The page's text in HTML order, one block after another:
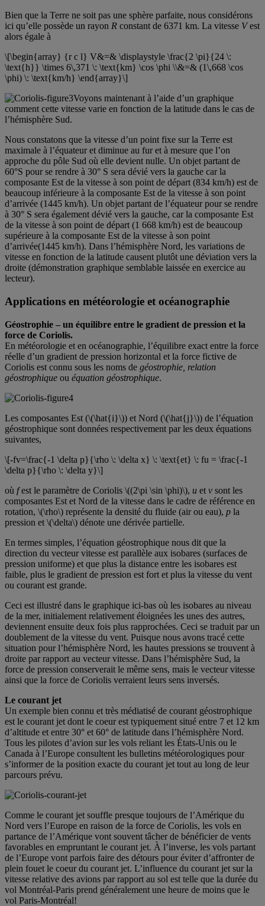
Bien que la Terre ne soit pas une sphère parfaite, nous considérons
ici qu’elle possède un rayon R constant de 6371 km. La vitesse Vest
alors égale à
\[\begin{array} {r c l} V&=& \displaystyle \frac{2 \pi}{24 \:
\text{h}} \times 6\,371 \: \text{km} \cos \phi \\&=& (1\,668 \cos
\phi) \: \text{km/h} \end{array}\]
Voyons maintenant à l’aide d’un graphique
comment cette vitesse varie en fonction de la latitude dans le cas de
l’hémisphère Sud.
Nous constatons que la vitesse d’un point fixe sur la Terre est
maximale à l’équateur et diminue au fur et à mesure que l’on
approche du pôle Sud où elle devient nulle. Un objet partant de
60°S pour se rendre à 30° S sera dévié vers la gauche car la
composante Est de la vitesse à son point de départ (834 km/h) est de
beaucoup inférieure à la composante Est de la vitesse à son point
d’arrivée (1445 km/h). Un objet partant de l’équateur pour se rendre
à 30° S sera également dévié vers la gauche, car la composante Est
de la vitesse à son point de départ (1 668 km/h) est de beaucoup
supérieure à la composante Est de la vitesse à son point
d’arrivée(1445 km/h). Dans l’hémisphère Nord, les variations de
vitesse en fonction de la latitude causent plutôt une déviation vers la
droite (démonstration graphique semblable laissée en exercice au
lecteur).
Applications en météorologie et océanographie
Géostrophie – un équilibre entre le gradient de pression et la
force de Coriolis.
En météorologie et en océanographie, l’équilibre exact entre la force
réelle d’un gradient de pression horizontal et la force fictive de
Coriolis est connu sous les noms de géostrophie, relation
géostrophique ou équation géostrophique.
Les composantes Est (\(\hat{i}\)) et Nord (\(\hat{j}\)) de l’équation
géostrophique sont données respectivement par les deux équations
suivantes,
\[-fv=\frac{-1 \delta p}{\rho \: \delta x} \: \text{et} \: fu = \frac{-1
\delta p}{\rho \: \delta y}\]
où fest le paramètre de Coriolis \((2\pi \sin \phi)\), u et v sont les
composantes Est et Nord de la vitesse dans le cadre de référence en
rotation, \(\rho\) représente la densité du fluide (air ou eau), p la
pression et \(\delta\) dénote une dérivée partielle.
En termes simples, l’équation géostrophique nous dit que la
direction du vecteur vitesse est parallèle aux isobares (surfaces de
pression uniforme) et que plus la distance entre les isobares est
faible, plus le gradient de pression est fort et plus la vitesse du vent
ou courant est grande.
Ceci est illustré dans le graphique ici-bas où les isobares au niveau
de la mer, initialement relativement éloignées les unes des autres,
deviennent ensuite deux fois plus rapprochées. Ceci se traduit par un
doublement de la vitesse du vent. Puisque nous avons tracé cette
situation pour l’hémisphère Nord, les hautes pressions se trouvent à
droite par rapport au vecteur vitesse. Dans l’hémisphère Sud, la
force de pression conserverait le même sens, mais le vecteur vitesse
ainsi que la force de Coriolis verraient leurs sens inversés.
Le courant jet
Un exemple bien connu et très médiatisé de courant géostrophique
est le courant jet dont le coeur est typiquement situé entre 7 et 12 km
d’altitude et entre 30° et 60° de latitude dans l’hémisphère Nord.
Tous les pilotes d’avion sur les vols reliant les États-Unis ou le
Canada à l’Europe consultent les bulletins météorologiques pour
s’informer de la position exacte du courant jet tout au long de leur
parcours prévu.
Comme le courant jet souffle presque toujours de l’Amérique du
Nord vers l’Europe en raison de la force de Coriolis, les vols en
partance de l’Amérique vont souvent tâcher de bénéficier de vents
favorables en empruntant le courant jet. À l’inverse, les vols partant
de l’Europe vont parfois faire des détours pour éviter d’affronter de
plein fouet le coeur du courant jet. L’influence du courant jet sur la
vitesse relative des avions par rapport au sol est telle que la durée du
vol Montréal-Paris prend généralement une heure de moins que le
vol Paris-Montréal!